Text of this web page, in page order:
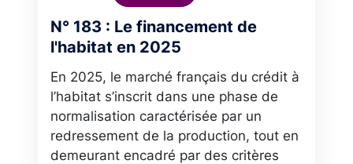
N° 183 : Le financement de
l'habitat en 2025
En 2025, le marché français du crédit à
l’habitat s’inscrit dans une phase de
normalisation caractérisée par un
redressement de la production, tout en
demeurant encadré par des critères